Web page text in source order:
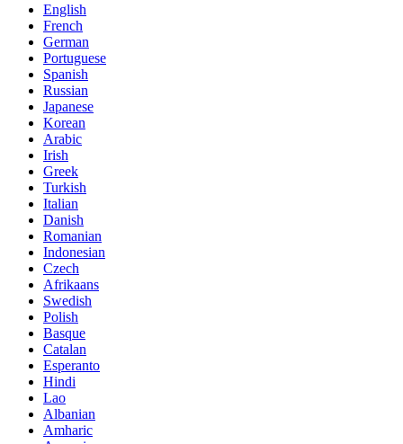
English
French
German
Portuguese
Spanish
Russian
Japanese
Korean
Arabic
Irish
Greek
Turkish
Italian
Danish
Romanian
Indonesian
Czech
Afrikaans
Swedish
Polish
Basque
Catalan
Esperanto
Hindi
Lao
Albanian
Amharic